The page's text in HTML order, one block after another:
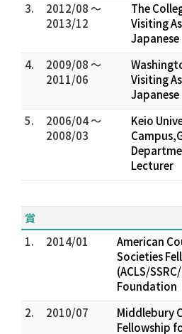
3.
2012/08 ～
2013/12
The
Visiting
Japanese
4.
2009/08 ～
2011/06
Visiting
Japanese
5.
2006/04 ～
2008/03
Keio
Lecturer
賞
1.
2014/01
American
Societies
(ACLS/
Foundation
2.
2010/07
Middlebury
Fellowship